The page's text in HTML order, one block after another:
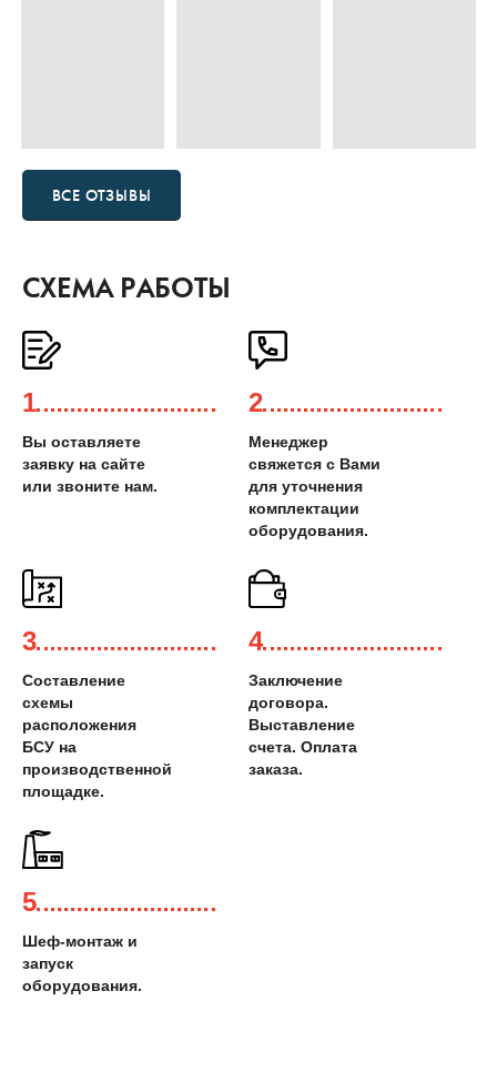
ВСЕ ОТЗЫВЫ
СХЕМА РАБОТЫ
1
Вы оставляете
заявку на сайте
или звоните нам.
2
Менеджер
свяжется с Вами
для уточнения
комплектации
оборудования.
3
Составление
схемы
расположения
БСУ на
производственной
площадке.
4
Заключение
договора.
Выставление
счета. Оплата
заказа.
5
Шеф-монтаж и
запуск
оборудования.